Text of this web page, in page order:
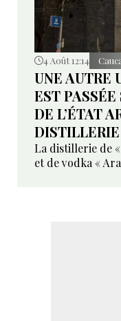
4 Août 12:14
UNE AUTRE
EST
DE L’ÉTAT
DISTILLERIE
La distillerie de
et de vodka «